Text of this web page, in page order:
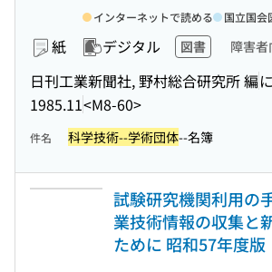
紙 デジタル 図書 障害
日刊工業新聞社, 野村総合研究所 編
1985.11<M8-60>
インターネットで読める 国立国会
件名 科学技術--学術団体--名簿
試験研究機関利用の
業技術情報の収集と
ために 昭和57年度版